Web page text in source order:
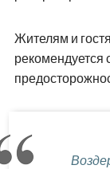
Жителям и